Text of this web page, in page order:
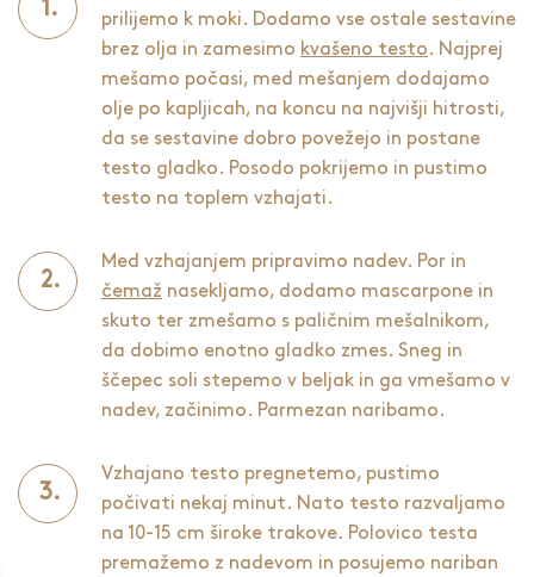
prilijemo k moki. Dodamo vse ostale sestavine
brez olja in zamesimo kvašeno testo . Najprej
mešamo počasi, med mešanjem dodajamo
olje po kapljicah, na koncu na najvišji hitrosti,
da se sestavine dobro povežejo in postane
testo gladko. Posodo pokrijemo in pustimo
testo na toplem vzhajati.
Med vzhajanjem pripravimo nadev. Por in
čemaž nasekljamo, dodamo mascarpone in
skuto ter zmešamo s paličnim mešalnikom,
da dobimo enotno gladko zmes. Sneg in
ščepec soli stepemo v beljak in ga vmešamo v
nadev, začinimo. Parmezan naribamo.
Vzhajano testo pregnetemo, pustimo
počivati nekaj minut. Nato testo razvaljamo
na 10-15 cm široke trakove. Polovico testa
premažemo z nadevom in posujemo nariban